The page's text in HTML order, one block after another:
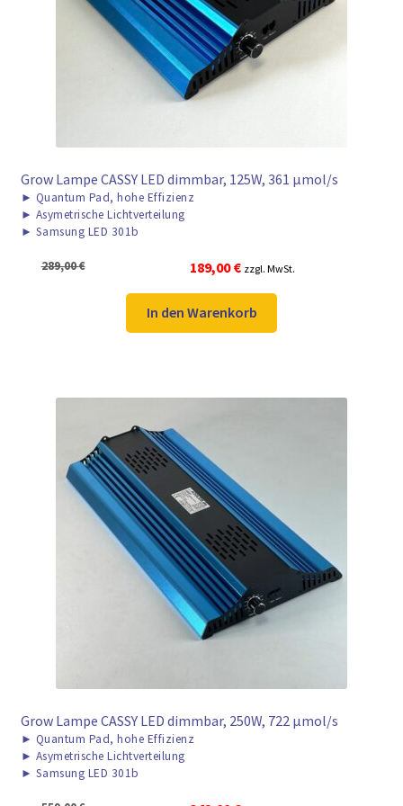
Grow Lampe CASSY LED dimmbar, 125W, 361 μmol/s
► Quantum Pad, hohe Effizienz
► Asymetrische Lichtverteilung
► Samsung LED 301b
289,00€
Ursprünglicher
war:
289,00 €
189,00€Aktueller
ist:
189,00 €.
zzgl. MwSt.
In den Warenkorb
Grow Lampe CASSY LED dimmbar, 250W, 722 μmol/s
► Quantum Pad, hohe Effizienz
► Asymetrische Lichtverteilung
► Samsung LED 301b